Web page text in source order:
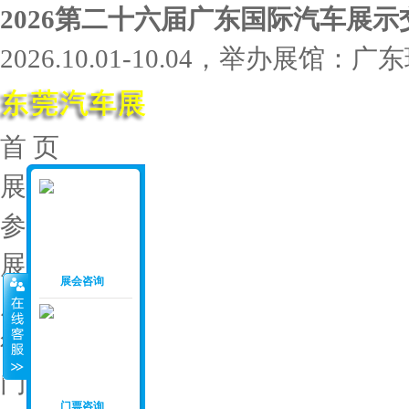
2026第二十六届广东国际汽车展示
2026.10.01-10.04，举办展馆：广
首 页
展会介绍
参展范围
展位价格
展会资料
往届回顾
门票申请
展会咨询
门票咨询